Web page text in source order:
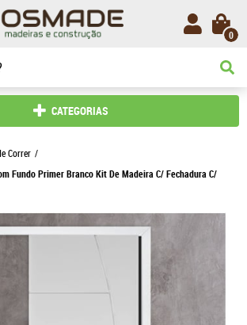
0
CATEGORIAS
Correr
Fundo Primer Branco Kit De Madeira C/ Fechadura C/